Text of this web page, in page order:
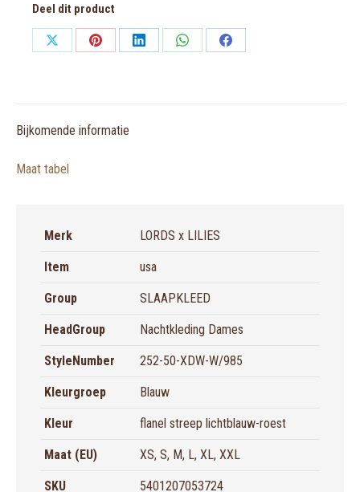
Slaapkleedje,
flanel
Deel dit product
Share
Share
Share
Share
Share
Bijkomende informatie
Maat tabel
Merk LORDS x LILIES
Item usa
Group SLAAPKLEED
HeadGroup Nachtkleding Dames
StyleNumber 252-50-XDW-W/985
Kleurgroep Blauw
Kleur flanel streep lichtblauw-roest
Maat (EU) XS, S, M, L, XL, XXL
SKU 5401207053724